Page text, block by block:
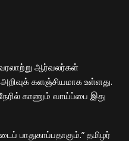
ஆர்வலர்கள்
களஞ்சியமாக உள்ளது.
காணும் வாய்ப்பை இது
பாதுகாப்பதாகும்.” தமிழர்